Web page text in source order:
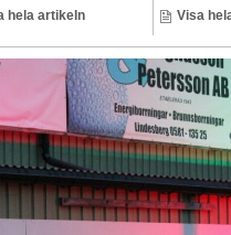
hela artikeln Visa